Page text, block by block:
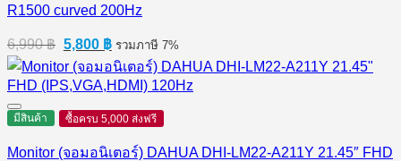
R1500 curved 200Hz
6,990฿ Original
price
was:
6,990 ฿.
5,800 ฿Current
price
is:
5,800 ฿.
รวมภาษี 7%
มีสินค้า ซื้อครบ 5,000 ส่งฟรี
Monitor (จอมอนิเตอร์) DAHUA DHI-LM22-A211Y 21.45″ FHD